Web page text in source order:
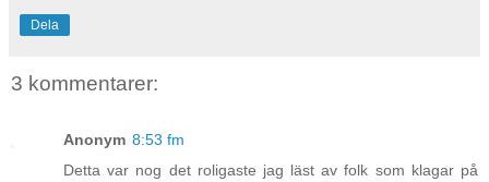
Dela
3 kommentarer:
Anonym 8:53 fm
Detta var nog det roligaste jag läst av folk som klagar på